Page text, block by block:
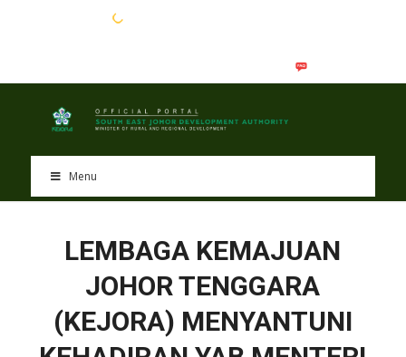
Menu
LEMBAGA KEMAJUAN
JOHOR TENGGARA
(KEJORA) MENYANTUNI